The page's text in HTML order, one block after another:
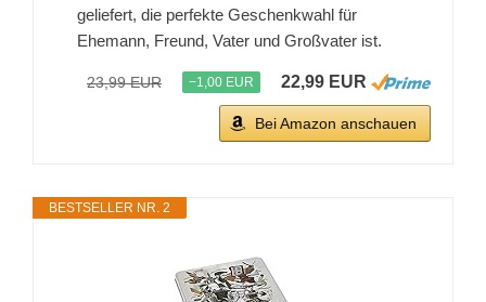
geliefert, die perfekte Geschenkwahl für
Ehemann, Freund, Vater und Großvater ist.
23,99 EUR −1,00 EUR 22,99 EUR
Bei Amazon anschauen
BESTSELLER NR. 2